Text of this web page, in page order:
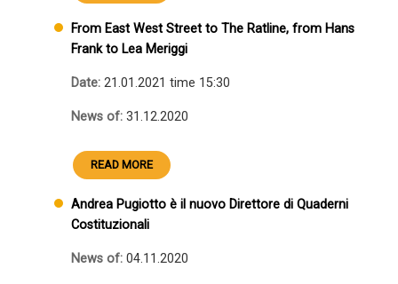
From East West Street to The Ratline, from Hans
Frank to Lea Meriggi
Date: 21.01.2021 time 15:30
News of: 31.12.2020
READ MORE
Andrea Pugiotto è il nuovo Direttore di Quaderni
Costituzionali
News of: 04.11.2020